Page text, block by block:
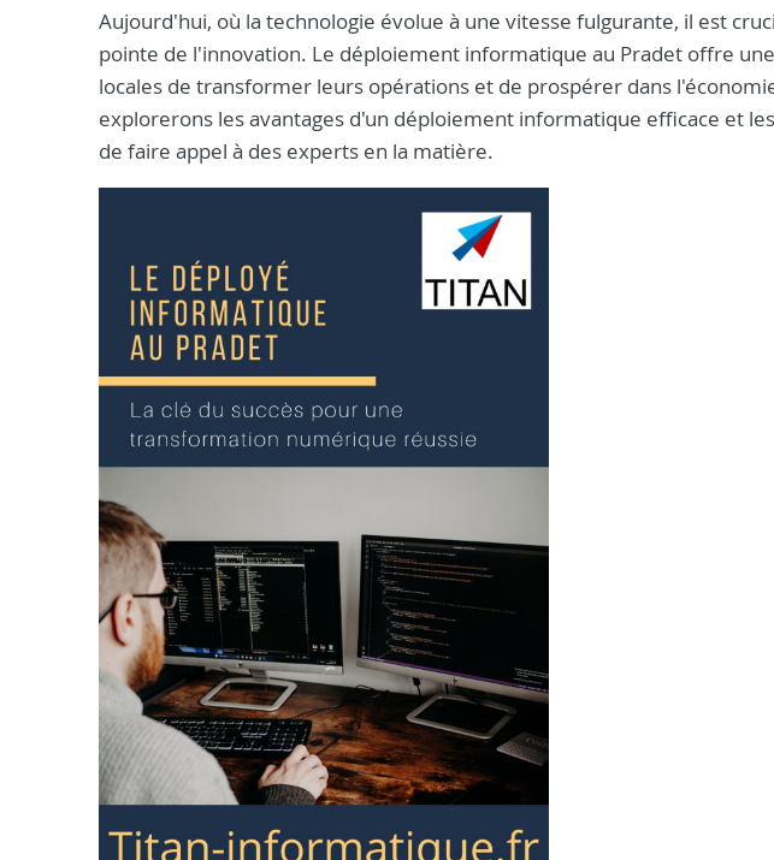
Aujourd'hui, où la technologie évolue à une vitesse fulgurante, il est
pointe de l'innovation. Le déploiement informatique au Pradet offre
locales de transformer leurs opérations et de prospérer dans
explorerons les avantages d'un déploiement informatique efficace et
de faire appel à des experts en la matière.